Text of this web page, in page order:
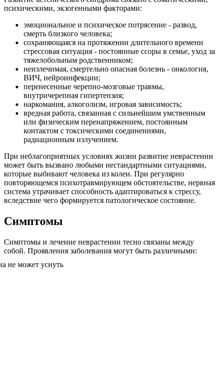
психическими, экзогенными факторами:
эмоциональное и психическое потрясение - развод,
смерть близкого человека;
сохраняющаяся на протяжении длительного времени
стрессовая ситуация - постоянные ссоры в семье, уход за
тяжелобольным родственником;
неизлечимая, смертельно опасная болезнь - онкология,
ВИЧ, нейроинфекции;
перенесенные черепно-мозговые травмы,
внутричерепная гипертензия;
наркомания, алкоголизм, игровая зависимость;
вредная работа, связанная с сильнейшим умственным
или физическим перенапряжением, постоянным
контактом с токсическими соединениями,
радиационным излучением.
При неблагоприятных условиях жизни развитие неврастении
может быть вызвано любыми нестандартными ситуациями,
которые выбивают человека из колеи. При регулярно
повторяющемся психотравмирующем обстоятельстве, нервная
система утрачивает способность адаптироваться к стрессу,
вследствие чего формируется патологическое состояние.
Симптомы
Симптомы и лечение неврастении тесно связаны между
собой. Проявления заболевания могут быть различными: